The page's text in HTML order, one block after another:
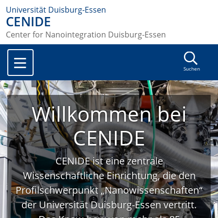
Universität Duisburg-Essen
CENIDE
Center for Nanointegration Duisburg-Essen
Suchen
Willkommen bei
CENIDE
CENIDE ist eine zentrale
Wissenschaftliche Einrichtung, die den
Profilschwerpunkt „Nanowissenschaften“
der Universität Duisburg-Essen vertritt.